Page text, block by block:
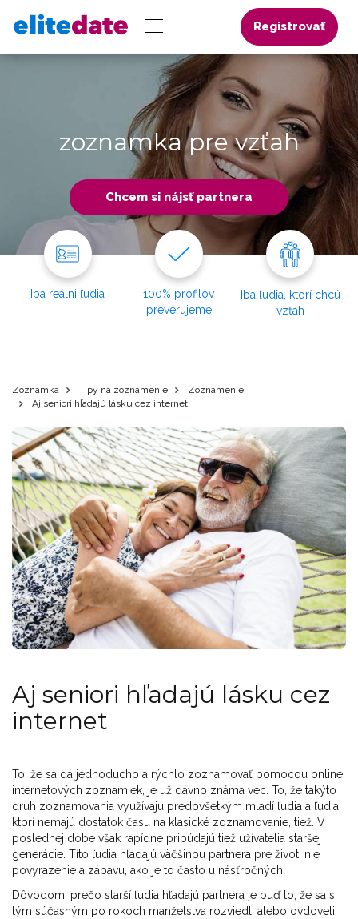
Registrovať
zoznamka pre vzťah
Chcem si nájsť partnera
Iba reálni ľudia
100% profilov
preverujeme
Iba ľudia, ktorí chcú
vzťah
Zoznamka Tipy na zoznámenie
Zoznámenie
Aj seniori hľadajú lásku cez internet
Aj seniori hľadajú lásku cez
internet
To, že sa dá jednoducho a rýchlo zoznamovať pomocou online
internetových zoznamiek, je už dávno známa vec. To, že takýto
druh zoznamovania využívajú predovšetkým mladí ľudia a ľudia,
ktorí nemajú dostatok času na klasické zoznamovanie, tiež. V
poslednej dobe však rapídne pribúdajú tiež užívatelia staršej
generácie. Títo ľudia hľadajú väčšinou partnera pre život, nie
povyrazenie a zábavu, ako je to často u násťročných.
Dôvodom, prečo starší ľudia hľadajú partnera je buď to, že sa s
tým súčasným po rokoch manželstva rozviedli alebo ovdoveli.